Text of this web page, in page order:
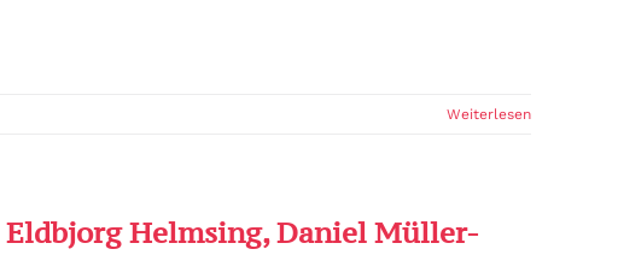
Weiterlesen
Helmsing, Daniel Müller-